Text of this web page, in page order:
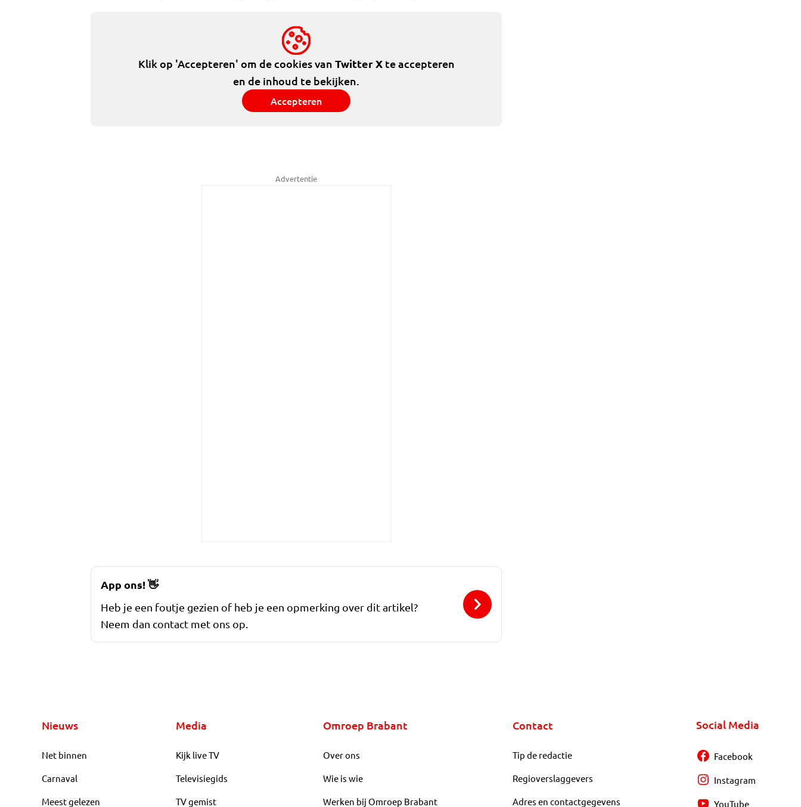
Klik op 'Accepteren' om de cookies van Twitter Xte accepteren
en de inhoud te bekijken.
Accepteren
Advertentie
App ons!👋
Heb je een foutje gezien of heb je een opmerking over dit artikel?
Neem dan contact met ons op.
Nieuws
Net binnen
Carnaval
Meest gelezen
Media
Kijk live TV
Televisiegids
TV gemist
Omroep Brabant
Over ons
Wie is wie
Werken bij Omroep Brabant
Contact
Tip de redactie
Regioverslaggevers
Adres en contactgegevens
Social Media
Facebook
Instagram
YouTube